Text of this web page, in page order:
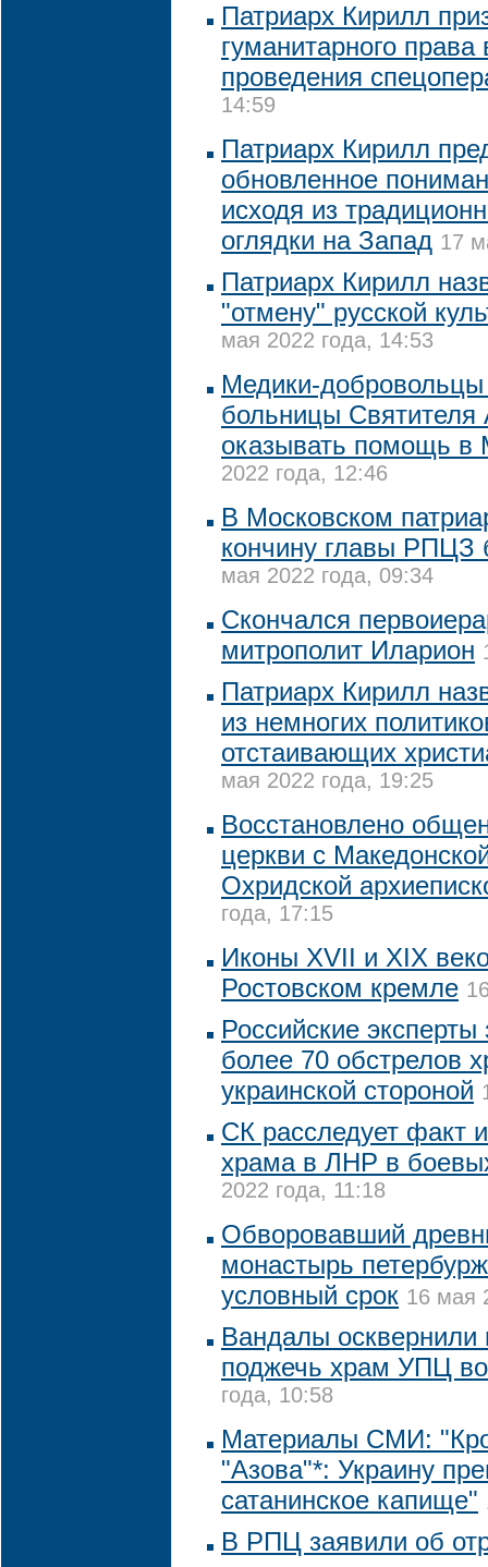
Патриарх Кирилл
гуманитарного права
проведения
14:59
Патриарх Кирилл
обновленное
исходя из
оглядки на Запад 17
Патриарх Кирилл
"отмену" русской
мая 2022 года, 14:53
Медики-добровольцы
больницы Cвятителя
оказывать помощь в
2022 года, 12:46
В Московском
кончину главы РПЦЗ
мая 2022 года, 09:34
Скончался
митрополит Иларион
Патриарх Кирилл
из немногих
отстаивающих
мая 2022 года, 19:25
Восстановлено
церкви с
Охридской
года, 17:15
Иконы XVII и XIX
Ростовском кремле
Российские
более 70 обстрелов
украинской стороной
СК расследует факт
храма в ЛНР в
2022 года, 11:18
Обворовавший
монастырь
условный срок 16 мая
Вандалы осквернили
поджечь храм УПЦ
года, 10:58
Материалы СМИ:
"Азова"*: Украину
сатанинское капище"
В РПЦ заявили об